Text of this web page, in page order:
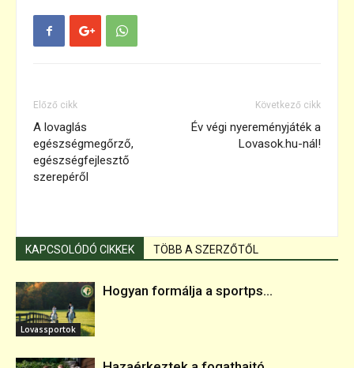
Előző cikk
A lovaglás
egészségmegőrző,
egészségfejlesztő
szerepéről
Következő cikk
Év végi nyereményjáték a
Lovasok.hu-nál!
KAPCSOLÓDÓ CIKKEK TÖBB A SZERZŐTŐL
Lovassportok
Hogyan formálja a sportps...